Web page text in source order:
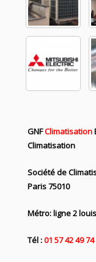
GNFClimatisation
Climatisation
Société de
Paris 75010
Métro: ligne 2
Tél :01 57 42 49 74